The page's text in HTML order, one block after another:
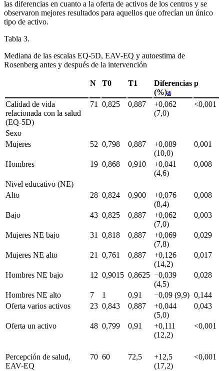
las diferencias en cuanto a la oferta de activos de los centros y se
observaron mejores resultados para aquellos que ofrecían un único
tipo de activo.
Tabla 3.
Mediana de las escalas EQ-5D, EAV-EQ y autoestima de
Rosenberg antes y después de la intervención
N T0 T1
Diferencias
(%)a
p
Calidad de vida
relacionada con la salud
(EQ-5D)
71 0,825 0,887
+0,062
(7,0)
<0,001
Sexo
Mujeres
52 0,798 0,887
+0,089
(10,0)
0,001
Hombres 19 0,868 0,910
+0,041
(4,6)
0,008
Nivel educativo (NE)
Alto
28 0,824 0,900
+0,076
(8,4)
0,008
Bajo 43 0,825 0,887
+0,062
(7,0)
0,003
Mujeres NE bajo 31 0,818 0,887
+0,069
(7,8)
0,029
Mujeres NE alto 21 0,761 0,887
+0,126
(14,2)
0,017
Hombres NE bajo 12 0,9015 0,8625 −0,039
(4,5)
0,028
Hombres NE alto 7 1 0,91 −0,09 (9,9) 0,144
Oferta varios activos
23 0,843 0,887
+0,044
(5,0)
0,043
Oferta un activo 48 0,799 0,91
+0,111
(12,2)
<0,001
Percepción de salud,
EAV-EQ
70 60 72,5
+12,5
(17,2)
<0,001